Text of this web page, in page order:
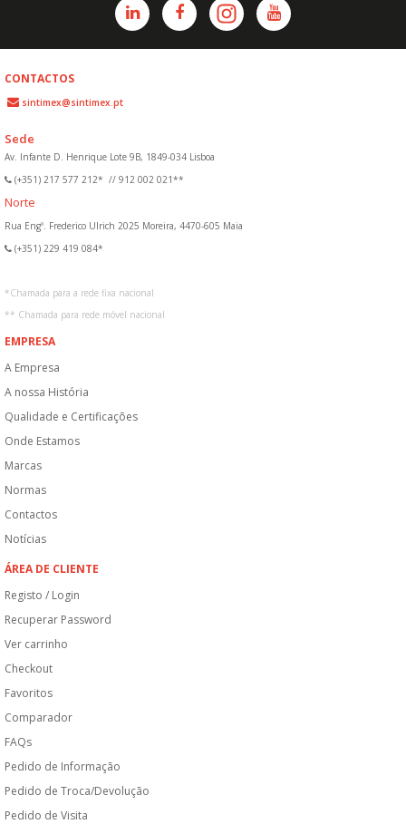
CONTACTOS
sintimex@sintimex.pt
Sede
Av. Infante D. Henrique Lote 9B, 1849-034 Lisboa
(+351) 217 577 212* // 912 002 021**
Norte
Rua Engº. Frederico Ulrich 2025 Moreira, 4470-605 Maia
(+351) 229 419 084*
*Chamada para a rede fixa nacional
** Chamada para rede móvel nacional
EMPRESA
A Empresa
A nossa História
Qualidade e Certificações
Onde Estamos
Marcas
Normas
Contactos
Notícias
ÁREA DE CLIENTE
Registo / Login
Recuperar Password
Ver carrinho
Checkout
Favoritos
Comparador
FAQs
Pedido de Informação
Pedido de Troca/Devolução
Pedido de Visita